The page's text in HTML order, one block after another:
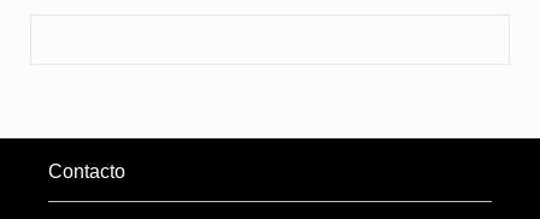
Contacto